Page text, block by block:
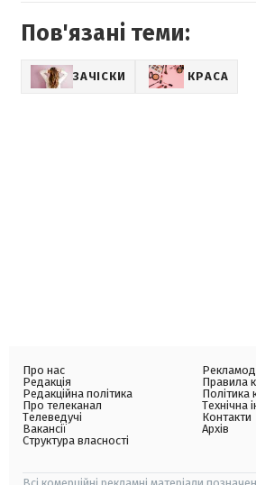
Пов'язані теми:
ЗАЧІСКИ КРАСА
Про нас
Редакція
Редакційна політика
Про телеканал
Телеведучі
Вакансії
Структура власності
Правила
Політика
Технічна
Контакти
Архів